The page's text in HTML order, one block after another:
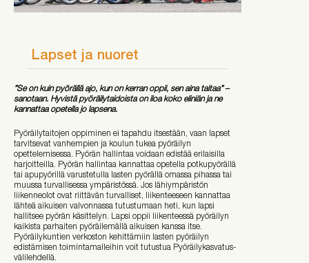
Lapset ja nuoret
”Se on kuin pyörällä ajo, kun on kerran oppii, sen aina taitaa” –
sanotaan. Hyvistä pyöräilytaidoista on iloa koko eliniän ja ne
kannattaa opetella jo lapsena.
Pyöräilytaitojen oppiminen ei tapahdu itsestään, vaan lapset
tarvitsevat vanhempien ja koulun tukea pyöräilyn
opettelemisessa. Pyörän hallintaa voidaan edistää erilaisilla
harjoitteilla. Pyörän hallintaa kannattaa opetella potkupyörällä
tai apupyörillä varustetulla lasten pyörällä omassa pihassa tai
muussa turvallisessa ympäristössä. Jos lähiympäristön
liikenneolot ovat riittävän turvalliset, liikenteeseen kannattaa
lähteä aikuisen valvonnassa tutustumaan heti, kun lapsi
hallitsee pyörän käsittelyn. Lapsi oppii liikenteessä pyöräilyn
kaikista parhaiten pyöräilemällä aikuisen kanssa itse.
Pyöräilykuntien verkoston kehittämiin lasten pyöräilyn
edistämisen toimintamalleihin voit tutustua Pyöräilykasvatus-
välilehdellä.